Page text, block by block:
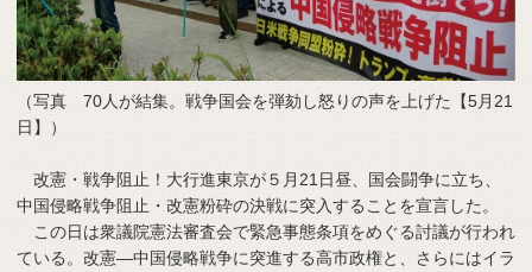
（写真 70人が結集。戦争国会を弾劾し怒りの声を上げた【5月21
日】）
改憲・戦争阻止！大行進東京が５月21日昼、国会闘争に立ち、
中国侵略戦争阻止・改憲粉砕の決戦に突入することを宣言した。
この日は衆議院憲法審査会で緊急事態条項をめぐる討議が行われ
ている。改憲―中国侵略戦争に突進する高市政権と、さらにはイラ